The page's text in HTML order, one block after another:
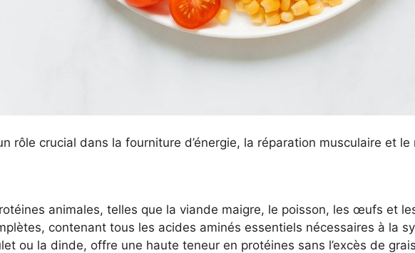
rôle crucial dans la fourniture d’énergie, la réparation musculaire et
animales, telles que la viande maigre, le poisson, les œufs et
contenant tous les acides aminés essentiels nécessaires à la
ou la dinde, offre une haute teneur en protéines sans l’excès de